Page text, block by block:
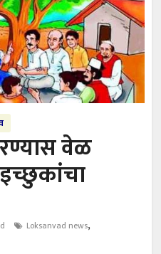
वेळ
Loksanvad news,